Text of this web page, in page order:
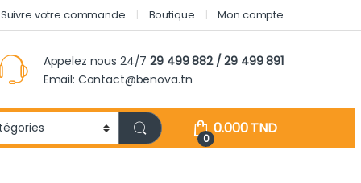
Suivre votre commande Boutique Mon compte
Appelez nous 24/729 499 882 / 29 499 891
Email: Contact@benova.tn
0
0.000TND